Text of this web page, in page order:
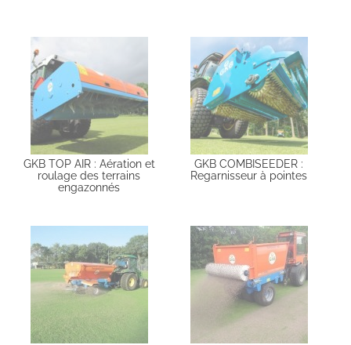
GKB TOP AIR : Aération et
roulage des terrains
engazonnés
GKB COMBISEEDER :
Regarnisseur à pointes